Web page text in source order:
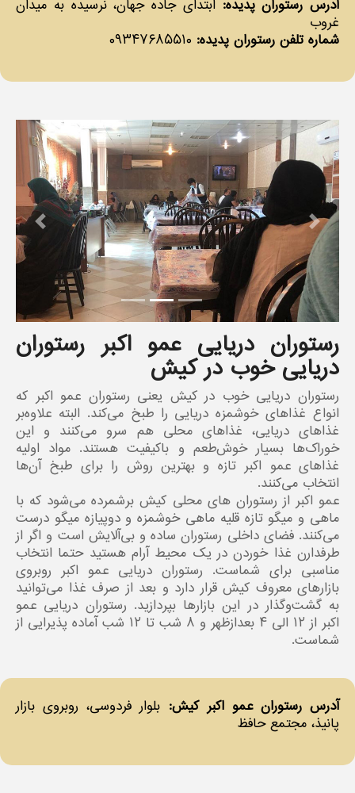
آدرس رستوران پدیده:ابتدای جاده جهان، نرسیده به میدان
غروب
شماره تلفن رستوران پدیده: ۰۹۳۴۷۶۸۵۵۱۰
Next
رستوران دریایی عمو اکبر رستوران
دریایی خوب در کیش
رستوران دریایی خوب در کیش یعنی رستوران عمو اکبر که
انواع غذاهای خوشمزه دریایی را طبخ می‌کند. البته علاوه‌بر
غذاهای دریایی، غذاهای محلی هم سرو می‌کنند و این
خوراک‌ها بسیار خوش‌طعم و باکیفیت هستند. مواد اولیه
غذاهای عمو اکبر تازه و بهترین روش را برای طبخ آن‌ها
انتخاب می‌کنند.
عمو اکبر از رستوران های محلی کیش برشمرده می‌شود که با
ماهی و میگو تازه قلیه ماهی خوشمزه و دوپیازه میگو درست
می‌کنند. فضای داخلی رستوران ساده و بی‌آلایش است و اگر از
طرفدارن غذا خوردن در یک محیط آرام هستید حتما انتخاب
مناسبی برای شماست. رستوران دریایی عمو اکبر روبروی
بازارهای معروف کیش قرار دارد و بعد از صرف غذا می‌توانید
به گشت‌و‌گذار در این بازارها بپردازید. رستوران دریایی عمو
اکبر از ۱۲ الی ۴ بعدازظهر و ۸ شب تا ۱۲ شب آماده پذیرایی از
شماست.
آدرس رستوران عمو اکبر کیش: بلوار فردوسی، روبروی بازار
پانیذ، مجتمع حافظ